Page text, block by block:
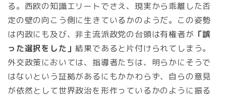
る。西欧の知識エリートでさえ、現実から乖離した否
定の壁の向こう側に生きているかのようだ。この姿勢
は内政にも及び、非主流派政党の台頭は有権者が 「誤
った選択をした」結果であると片付けられてしまう。
外交政策においては、指導者たちは、明らかにそうで
はないという証拠があるにもかかわらず、自らの意見
が依然として世界政治を形作っているかのように振る